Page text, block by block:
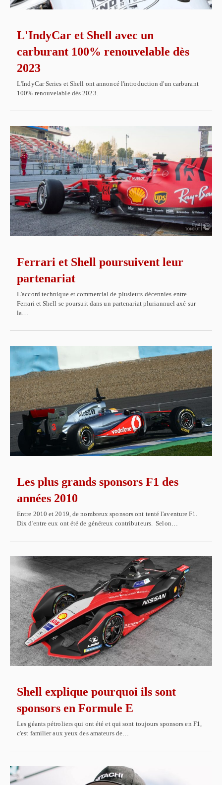
L'IndyCar et Shell avec un
carburant 100% renouvelable dès
2023
L'IndyCar Series et Shell ont annoncé l'introduction d'un carburant
100% renouvelable dès 2023.
Ferrari et Shell poursuivent leur
partenariat
L'accord technique et commercial de plusieurs décennies entre
Ferrari et Shell se poursuit dans un partenariat pluriannuel axé sur
la…
Les plus grands sponsors F1 des
années 2010
Entre 2010 et 2019, de nombreux sponsors ont tenté l'aventure F1.
Dix d'entre eux ont été de généreux contributeurs. Selon…
Shell explique pourquoi ils sont
sponsors en Formule E
Les géants pétroliers qui ont été et qui sont toujours sponsors en F1,
c'est familier aux yeux des amateurs de…